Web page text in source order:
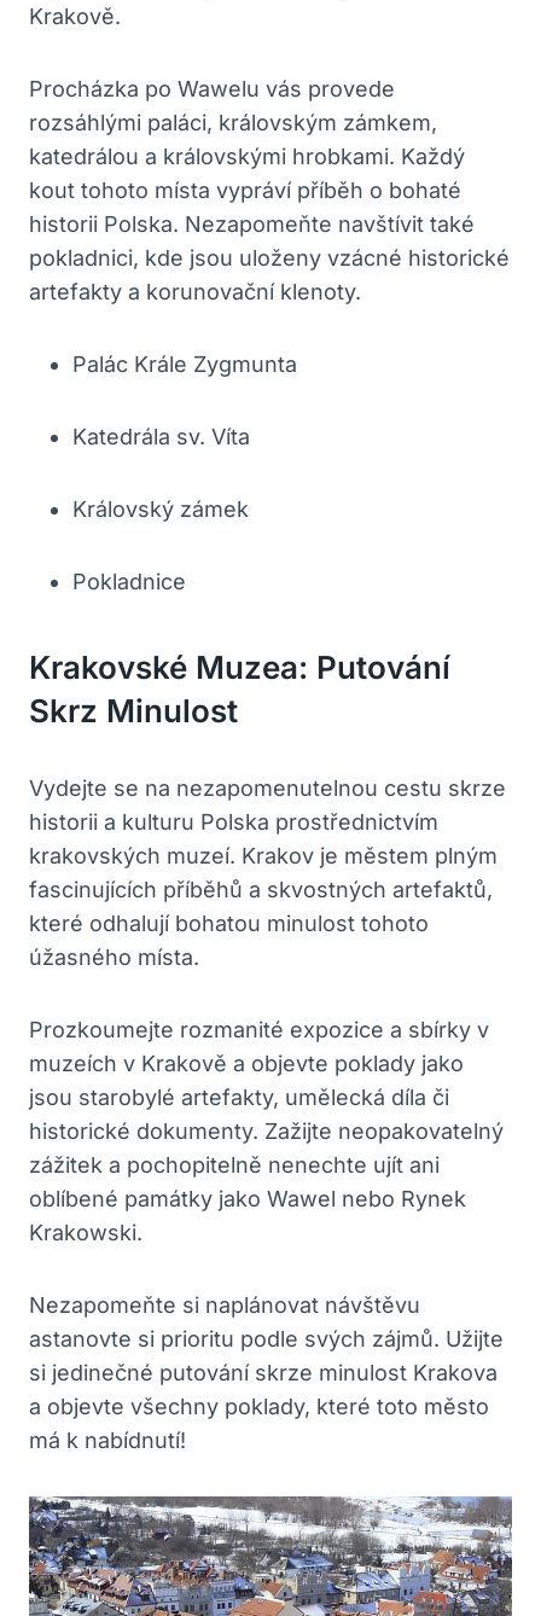
Krakově.
Procházka po Wawelu vás provede
rozsáhlými paláci, královským zámkem,
katedrálou a královskými hrobkami. Každý
kout tohoto místa vypráví příběh o bohaté
historii Polska. Nezapomeňte navštívit také
pokladnici, kde jsou uloženy vzácné historické
artefakty a korunovační klenoty.
Palác Krále Zygmunta
Katedrála sv. Víta
Královský zámek
Pokladnice
Krakovské Muzea: Putování
Skrz Minulost
Vydejte se na nezapomenutelnou cestu skrze
historii a kulturu Polska prostřednictvím
krakovských muzeí. Krakov je městem plným
fascinujících příběhů a skvostných artefaktů,
které odhalují bohatou minulost tohoto
úžasného místa.
Prozkoumejte rozmanité expozice a sbírky v
muzeích v Krakově a objevte poklady jako
jsou starobylé artefakty, umělecká díla či
historické dokumenty. Zažijte neopakovatelný
zážitek a pochopitelně nenechte ujít ani
oblíbené památky jako Wawel nebo Rynek
Krakowski.
Nezapomeňte si naplánovat návštěvu
astanovte si prioritu podle svých zájmů. Užijte
si jedinečné putování skrze minulost Krakova
a objevte všechny poklady, které toto město
má k nabídnutí!